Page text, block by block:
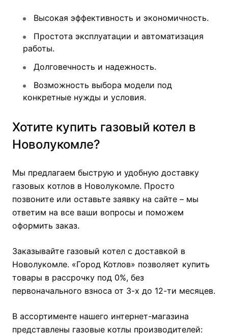
Высокая эффективность и экономичность.
Простота эксплуатации и автоматизация
работы.
Долговечность и надежность.
Возможность выбора модели под
конкретные нужды и условия.
Хотите купить газовый котел в
Новолукомле?
Мы предлагаем быструю и удобную доставку
газовых котлов в Новолукомле. Просто
позвоните или оставьте заявку на сайте – мы
ответим на все ваши вопросы и поможем
оформить заказ.
Заказывайте газовый котел с доставкой в
Новолукомле. «Город Котлов» позволяет купить
товары в рассрочку под 0%, без
первоначального взноса от 3-х до 12-ти месяцев.
В ассортименте нашего интернет-магазина
представлены газовые котлы производителей: